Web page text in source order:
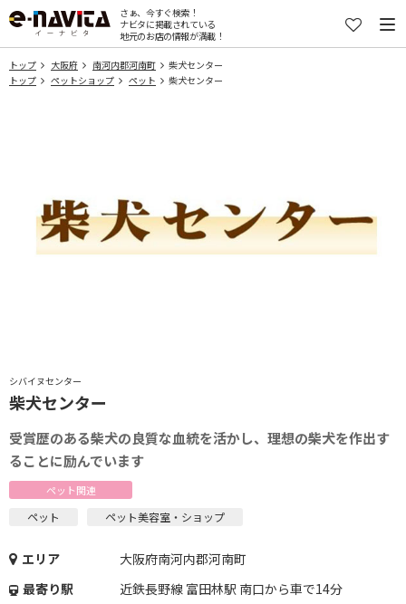
さぁ、今すぐ検索！
ナビタに掲載されている
地元のお店の情報が満載！
トップ 大阪府 南河内郡河南町
柴犬センター
トップ
ペットショップ ペット 柴犬センター
シバイヌセンター
柴犬センター
受賞歴のある柴犬の良質な血統を活かし、理想の柴犬を作出す
ることに励んでいます
ペット関連
ペット ペット美容室・ショップ
エリア
大阪府南河内郡河南町
最寄り駅
近鉄長野線 富田林駅 南口から車で14分